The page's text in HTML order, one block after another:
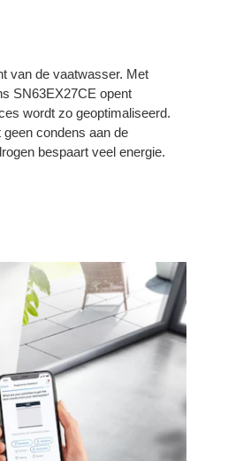
van de vaatwasser. Met
SN63EX27CE opent
wordt zo geoptimaliseerd.
condens aan de
bespaart veel energie.